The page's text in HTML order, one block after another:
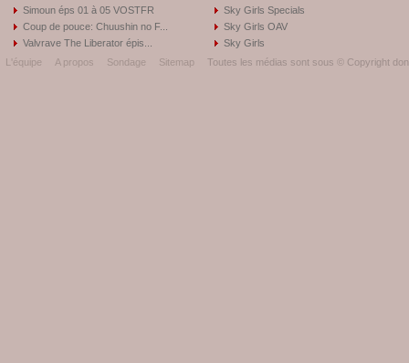
Simoun éps 01 à 05 VOSTFR
Coup de pouce: Chuushin no F...
Valvrave The Liberator épis...
Sky Girls Specials
Sky Girls OAV
Sky Girls
L'équipe
A propos Sondage Sitemap Toutes les médias sont sous © Copyright